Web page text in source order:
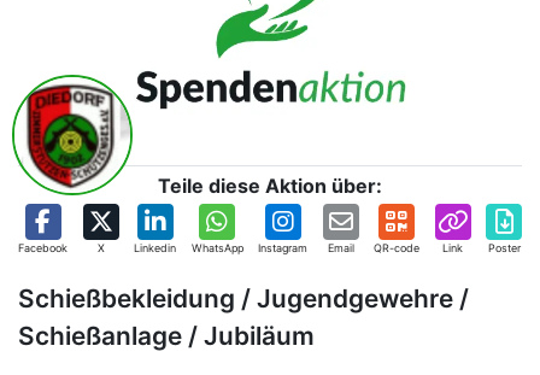
Teile diese Aktion über:
Facebook X Linkedin WhatsApp Instagram Email QR-code Link Poster
Schießbekleidung / Jugendgewehre /
Schießanlage / Jubiläum